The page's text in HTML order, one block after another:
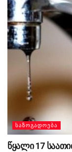
ᲡᲐᲖᲝᲒᲐᲓᲝᲔᲑᲐ
წყალი 17